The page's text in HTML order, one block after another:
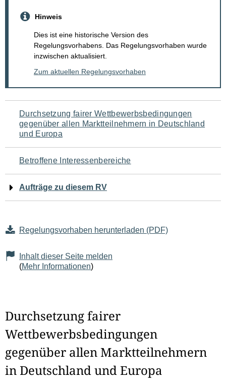
Hinweis
Dies ist eine historische Version des
Regelungsvorhabens. Das Regelungsvorhaben wurde
inzwischen aktualisiert.
Zum aktuellen Regelungsvorhaben
Navigation
für
den
Seiteninhalt
Durchsetzung fairer Wettbewerbsbedingungen
gegenüber allen Marktteilnehmern in Deutschland
und Europa
Betroffene Interessenbereiche
Aufträge zu diesem RV
Regelungsvorhaben herunterladen (PDF)
Inhalt dieser Seite melden
(Mehr Informationen)
Durchsetzung fairer
Wettbewerbsbedingungen
gegenüber allen Marktteilnehmern
in Deutschland und Europa